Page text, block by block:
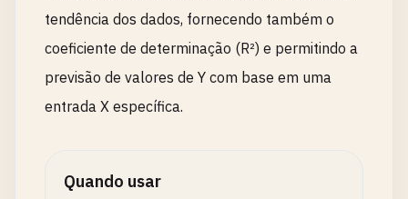
tendência dos dados, fornecendo também o
coeficiente de determinação (R²) e permitindo a
previsão de valores de Y com base em uma
entrada X específica.
Quando usar